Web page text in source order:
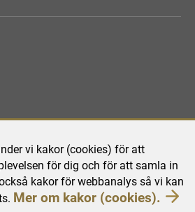
vi kakor (cookies) för att
för dig och för att samla in
kakor för webbanalys så vi kan
Mer om kakor (cookies).